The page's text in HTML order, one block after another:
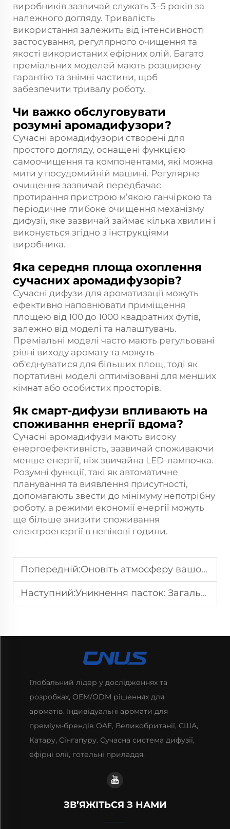
виробників зазвичай служать 3–5 років за
належного догляду. Тривалість
використання залежить від інтенсивності
застосування, регулярного очищення та
якості використаних ефірних олій. Багато
преміальних моделей мають розширену
гарантію та знімні частини, щоб
забезпечити тривалу роботу.
Чи важко обслуговувати
розумні аромадифузори?
Сучасні аромадифузори створені для
простого догляду, оснащені функцією
самоочищення та компонентами, які можна
мити у посудомийній машині. Регулярне
очищення зазвичай передбачає
протирання пристрою м’якою ганчіркою та
періодичне глибоке очищення механізму
дифузії, яке зазвичай займає кілька хвилин і
виконується згідно з інструкціями
виробника.
Яка середня площа охоплення
сучасних аромадифузорів?
Сучасні дифузи для ароматизації можуть
ефективно наповнювати приміщення
площею від 100 до 1000 квадратних футів,
залежно від моделі та налаштувань.
Преміальні моделі часто мають регульовані
рівні виходу аромату та можуть
об'єднуватися для більших площ, тоді як
портативні моделі оптимізовані для менших
кімнат або особистих просторів.
Як смарт-дифузи впливають на
споживання енергії вдома?
Сучасні аромадифузи мають високу
енергоефективність, зазвичай споживаючи
менше енергії, ніж звичайна LED-лампочка.
Розумні функції, такі як автоматичне
планування та виявлення присутності,
допомагають звести до мінімуму непотрібну
роботу, а режими економії енергії можуть
ще більше знизити споживання
електроенергії в непікові години.
Попередній:Оновіть атмосферу вашого дому з правильним дифузором аромату: Поради експертів
Наступний:Уникнення пасток: Загальні помилки у використанні дифузора олії
Глобальний лідер у дослідженнях та
розробках, OEM/ODM рішеннях для
ароматів. Індивідуальні аромати для
преміум-брендів ОАЕ, Великобританії, США,
Катару, Сінгапуру. Сучасна система дифузії,
ефірні олії, готельні приладдя.
ЗВ’ЯЖІТЬСЯ З НАМИ